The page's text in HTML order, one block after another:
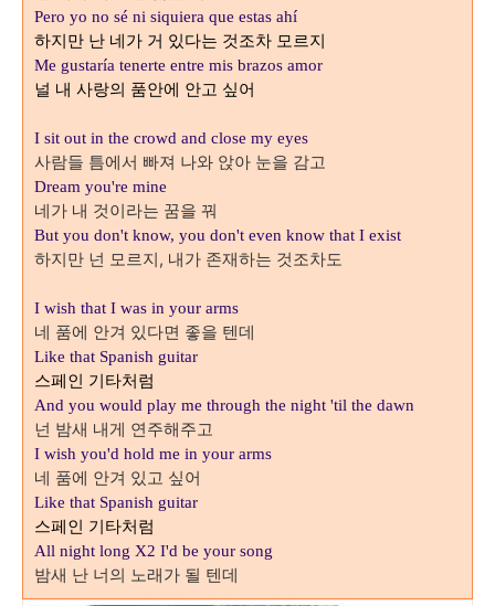
Pero yo no sé ni siquiera que estas ahí
하지만 난 네가 거 있다는 것조차 모르지
Me gustaría tenerte entre mis brazos amor
널 내 사랑의 품안에 안고 싶어
I sit out in the crowd and close my eyes
사람들 틈에서 빠져 나와 앉아 눈을 감고
Dream you're mine
네가 내 것이라는 꿈을 꿔
But you don't know, you don't even know that I exist
하지만 넌 모르지, 내가 존재하는 것조차도
I wish that I was in your arms
네 품에 안겨 있다면 좋을 텐데
Like that Spanish guitar
스페인 기타처럼
And you would play me through the night 'til the dawn
넌 밤새 내게 연주해주고
I wish you'd hold me in your arms
네 품에 안겨 있고 싶어
Like that Spanish guitar
스페인 기타처럼
All night long X2 I'd be your song
밤새 난 너의 노래가 될 텐데